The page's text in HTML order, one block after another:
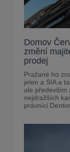
Domov
změní
prodej
Pražané ho
jelen a SIA a
ale především
nejdražších
právníci